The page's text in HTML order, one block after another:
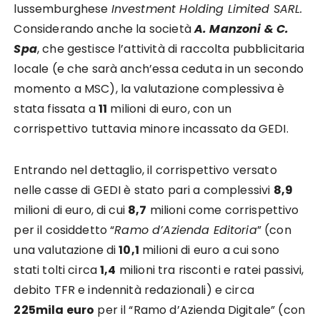
lussemburghese Investment Holding Limited SARL.
Considerando anche la societàA. Manzoni & C.
Spa, che gestisce l’attività di raccolta pubblicitaria
locale (e che sarà anch’essa ceduta in un secondo
momento a MSC), la valutazione complessiva è
stata fissata a11 milioni di euro, con un
corrispettivo tuttavia minore incassato da GEDI.
Entrando nel dettaglio, il corrispettivo versato
nelle casse di GEDI è stato pari a complessivi 8,9
milioni di euro, di cui 8,7 milioni come corrispettivo
per il cosiddetto “Ramo d’Azienda Editoria” (con
una valutazione di10,1 milioni di euro a cui sono
stati tolti circa1,4 milioni tra risconti e ratei passivi,
debito TFR e indennità redazionali) e circa
225mila euro per il “Ramo d’Azienda Digitale” (con